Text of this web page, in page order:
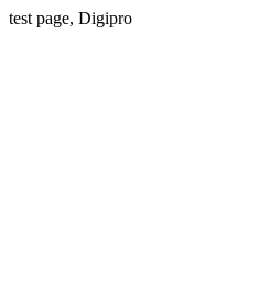
test page, Digipro